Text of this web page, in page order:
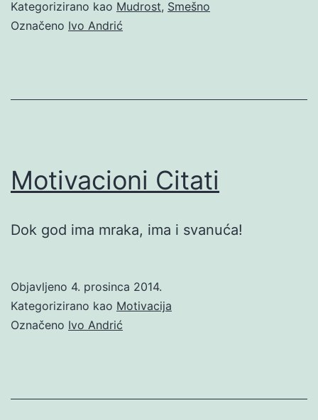
Kategorizirano kao Mudrost, Smešno
Označeno Ivo Andrić
Motivacioni Citati
Dok god ima mraka, ima i svanuća!
Objavljeno 4. prosinca 2014.
Kategorizirano kao Motivacija
Označeno Ivo Andrić